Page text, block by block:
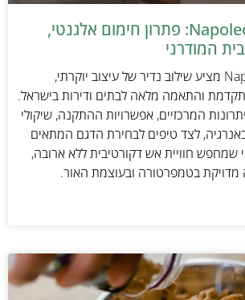
קמין חשמלי Napoleon: פתרון חימום אלגנטי,
המודרני
קמין חשמלי Napoleon מציע שילוב נדיר של עיצוב יוקרתי,
והתאמה מלאה לבתים ודירות בישראל.
המרכזיים, אפשרויות ההתקנה, שיקולי
לצד טיפים לבחירת הדגם המתאים
שמחפש חוויית אש דקורטיבית ללא ארובה,
בטמפרטורה ובעוצמת האור.